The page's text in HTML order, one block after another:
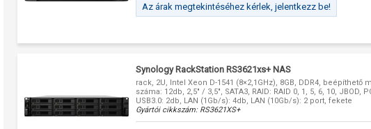
Az árak megtekintéséhez kérlek, jelentkezz be!
Synology RackStation RS3621xs+ NAS
rack, 2U, Intel Xeon D-1541 (8×2,1GHz), 8GB, DDR4, beépíthető
száma: 12db, 2,5" / 3,5", SATA3, RAID: RAID 0, 1, 5, 6, 10, JBOD,
USB3.0: 2db, LAN (1Gb/s): 4db, LAN (10Gb/s): 2 port, fekete
Gyártói cikkszám: RS3621XS+